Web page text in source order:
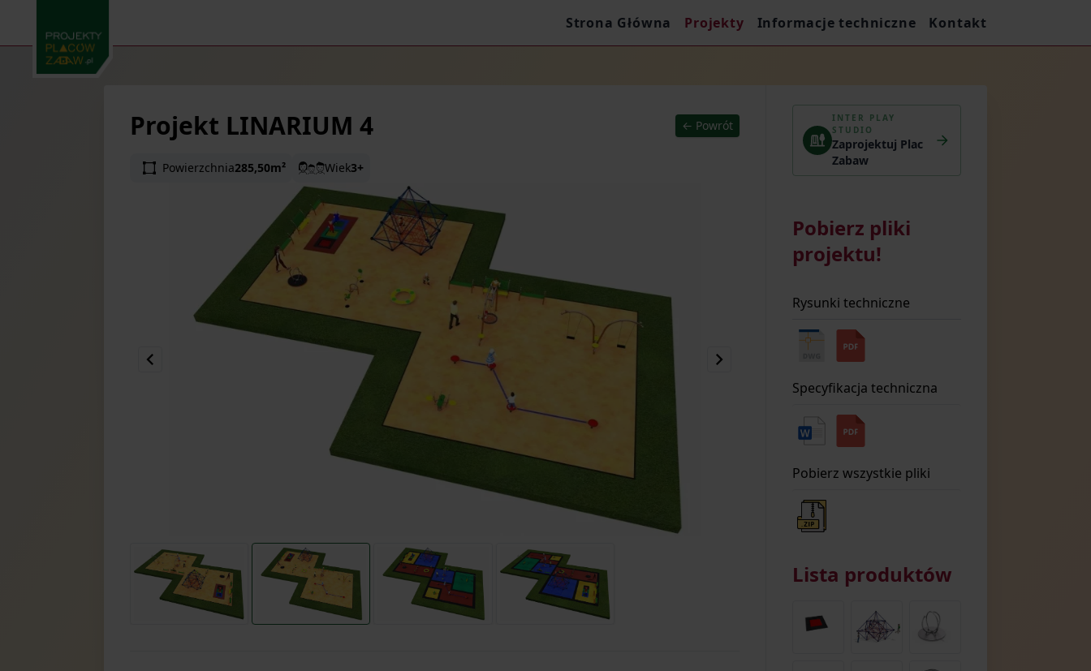
Strona Główna Projekty Informacje techniczne Kontakt
Projekt LINARIUM 4 ← Powrót
Powierzchnia285,50m² Wiek3+
INTER PLAY
STUDIO
Zaprojektuj Plac
Zabaw
Pobierz pliki
projektu!
Rysunki techniczne
Specyfikacja techniczna
Pobierz wszystkie pliki
Lista produktów